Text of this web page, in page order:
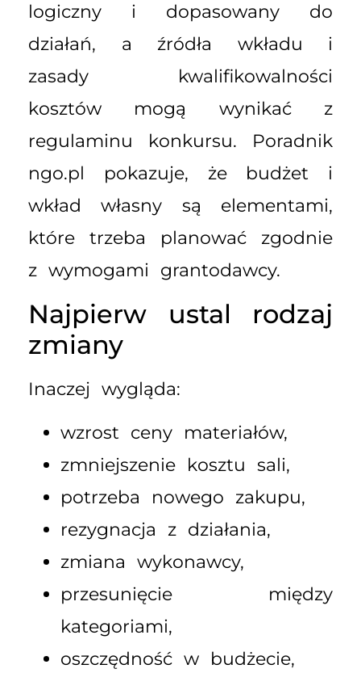
logiczny i dopasowany do
działań, a źródła wkładu i
zasady kwalifikowalności
kosztów mogą wynikać z
regulaminu konkursu. Poradnik
ngo.pl pokazuje, że budżet i
wkład własny są elementami,
które trzeba planować zgodnie
z wymogami grantodawcy.
Najpierw ustal rodzaj
zmiany
Inaczej wygląda:
wzrost ceny materiałów,
zmniejszenie kosztu sali,
potrzeba nowego zakupu,
rezygnacja z działania,
zmiana wykonawcy,
przesunięcie między
kategoriami,
oszczędność w budżecie,